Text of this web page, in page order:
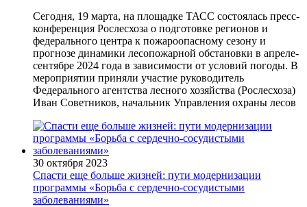
Сегодня, 19 марта, на площадке ТАСС состоялась пресс-
конференция Рослесхоза о подготовке регионов и
федерального центра к пожароопасному сезону и
прогнозе динамики лесопожарной обстановки в апреле-
сентябре 2024 года в зависимости от условий погоды. В
мероприятии приняли участие руководитель
Федерального агентства лесного хозяйства (Рослесхоза)
Иван Советников, начальник Управления охраны лесов
30 октября 2023
Спасти еще больше жизней: пути модернизации
программы «Борьба с сердечно-сосудистыми
заболеваниями»